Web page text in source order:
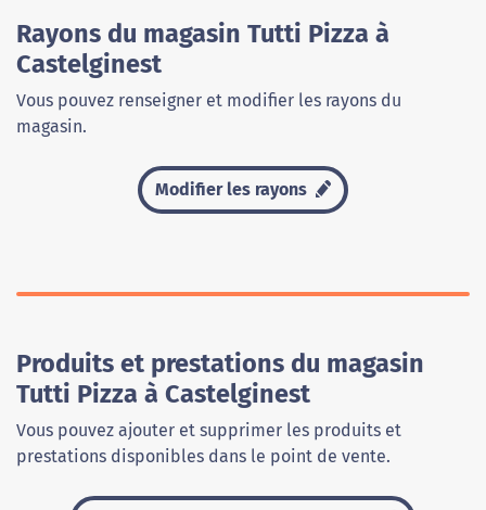
Rayons du magasin Tutti Pizza à
Castelginest
Vous pouvez renseigner et modifier les rayons du
magasin.
Modifier les rayons
Produits et prestations du magasin
Tutti Pizza à Castelginest
Vous pouvez ajouter et supprimer les produits et
prestations disponibles dans le point de vente.